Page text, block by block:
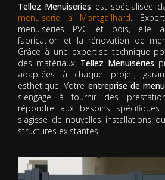
Tellez Menuiseries est spécialisée
menuiserie à Montgailhard.
menuiseries PVC et bois, elle
fabrication et la rénovation de
Grâce à une expertise technique
des matériaux, Tellez Menuiseries
adaptées à chaque projet,
esthétique. Votre entreprise de
s'engage à fournir des
répondre aux besoins
s'agisse de nouvelles installations
structures existantes.